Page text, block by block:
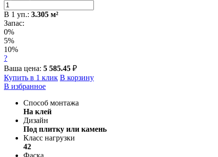
В 1 уп.: 3.305 м²
Запас:
0%
5%
10%
?
Ваша цена: 5 585.45 ₽
Купить в 1 клик В корзину
В избранное
Способ монтажа
На клей
Дизайн
Под плитку или камень
Класс нагрузки
42
Фаска